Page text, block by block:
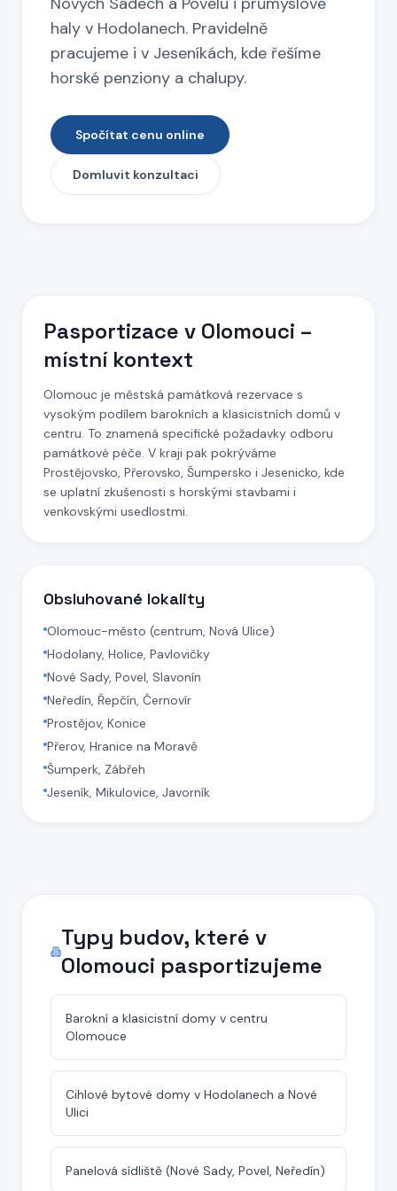
haly v Hodolanech. Pravidelně
pracujeme i v Jeseníkách, kde řešíme
horské penziony a chalupy.
Spočítat cenu online
Domluvit konzultaci
Pasportizace v Olomouci –
místní kontext
Olomouc je městská památková rezervace s
vysokým podílem barokních a klasicistních domů v
centru. To znamená specifické požadavky odboru
památkové péče. V kraji pak pokrýváme
Prostějovsko, Přerovsko, Šumpersko i Jesenicko, kde
se uplatní zkušenosti s horskými stavbami i
venkovskými usedlostmi.
Obsluhované lokality
Olomouc-město (centrum, Nová Ulice)
Hodolany, Holice, Pavlovičky
Nové Sady, Povel, Slavonín
Neředín, Řepčín, Černovír
Prostějov, Konice
Přerov, Hranice na Moravě
Šumperk, Zábřeh
Jeseník, Mikulovice, Javorník
Typy budov, kterév
Olomouci pasportizujeme
Barokní a klasicistní domy v centru
Olomouce
Cihlové bytové domy v Hodolanech a Nové
Ulici
Panelová sídliště (Nové Sady, Povel, Neředín)